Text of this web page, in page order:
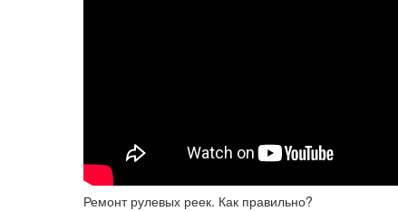
Ремонт рулевых реек. Как правильно?